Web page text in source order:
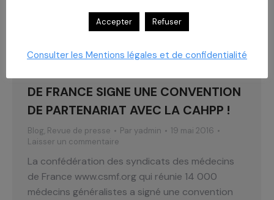
DE FRANCE SIGNE UNE CONVENTION
DE PARTENARIAT AVEC LA CAHPP !
Blog, Revue de presse Par yadmin
19 mai 2016
Laisser un commentaire
La confédération des syndicats des médecins
de France www.csmf.org qui réunie 14 000
médecins généralistes a signé une convention
Accepter Refuser
Consulter les Mentions légales et de confidentialité